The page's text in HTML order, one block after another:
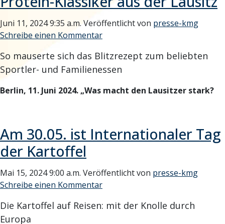
Juni 11, 2024 9:35 a.m. Veröffentlicht von presse-kmg
Schreibe einen Kommentar
So mauserte sich das Blitzrezept zum beliebten
Sportler- und Familienessen
Berlin, 11. Juni 2024. „Was macht den Lausitzer stark?
Am 30.05. ist Internationaler Tag
der Kartoffel
Mai 15, 2024 9:00 a.m. Veröffentlicht von presse-kmg
Schreibe einen Kommentar
Die Kartoffel auf Reisen: mit der Knolle durch
Europa